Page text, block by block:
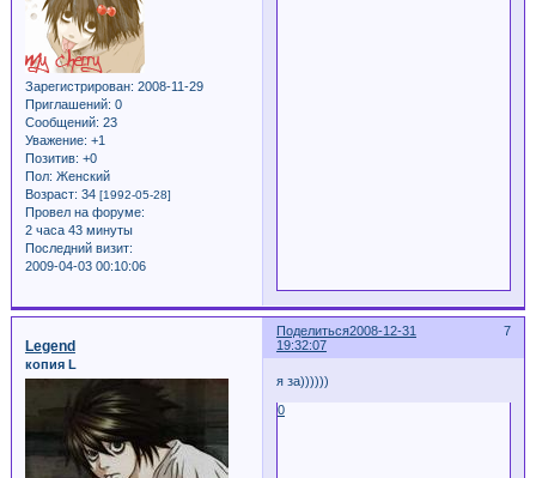
Зарегистрирован: 2008-11-29
Приглашений: 0
Сообщений: 23
Уважение: +1
Позитив: +0
Пол: Женский
Возраст: 34 [1992-05-28]
Провел на форуме:
2 часа 43 минуты
Последний визит:
2009-04-03 00:10:06
Поделиться 7
2008-12-31
19:32:07
Legend
копия L
я за))))))
0